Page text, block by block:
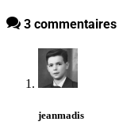
3 commentaires
jeanmadis